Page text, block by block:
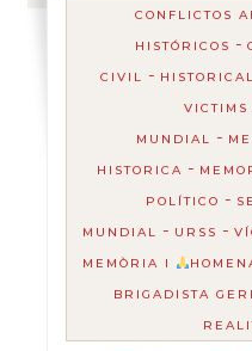
CONFLICTOS
HISTÓRICOS -
CIVIL -
VICTIMS
MUNDIAL -
HISTORICA -
POLÍTICO -
MUNDIAL - URSS -
MEMÒRIA I
BRIGADISTA